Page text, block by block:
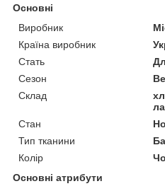
Основні
Виробник
Країна виробник
Стать
Сезон
Склад
Стан
Тип тканини
Колір
Основні атрибути